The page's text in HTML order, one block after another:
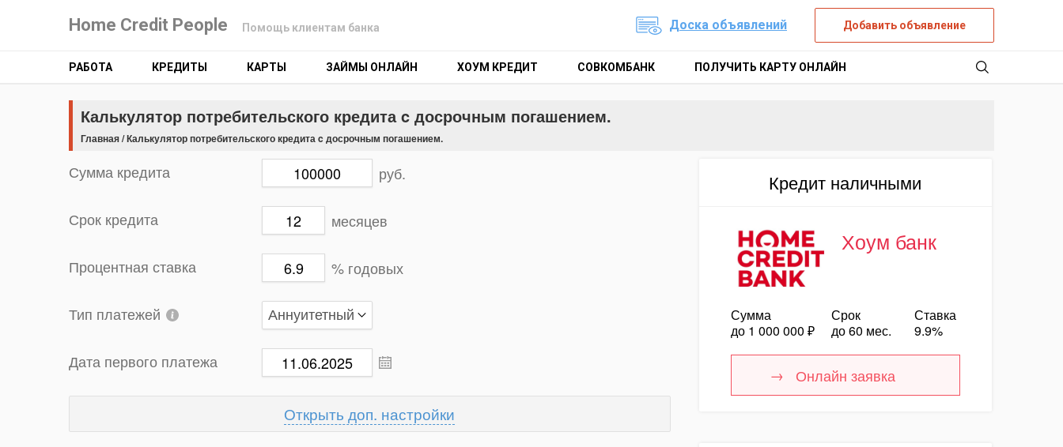
Home Credit People Помощь клиентам банка Доска объявлений Добавить объявление
РАБОТА КРЕДИТЫ КАРТЫ ЗАЙМЫ ОНЛАЙН ХОУМ КРЕДИТ СОВКОМБАНК ПОЛУЧИТЬ КАРТУ ОНЛАЙН
Калькулятор потребительского кредита c досрочным погашением.
Главная/Калькулятор потребительского кредита c досрочным погашением.
Сумма кредита руб.
Срок кредита месяцев
Процентная ставка % годовых
Тип платежей
Дата первого платежа
доп. настройки
Кредит наличными
Хоум банк
Сумма
до 1 000 000 ₽
Срок
до 60 мес.
Ставка
9.9%
Онлайн заявка